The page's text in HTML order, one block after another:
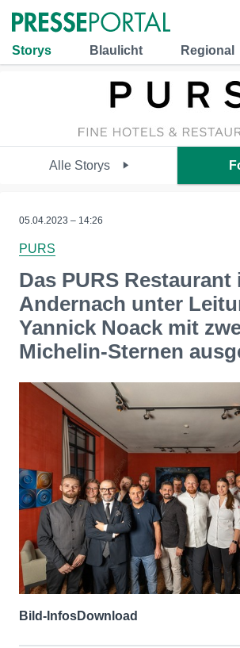
Storys Blaulicht Regional
Alle Storys
05.04.2023 – 14:26
PURS
Das PURS Restaurant
Andernach unter
Yannick Noack mit
Michelin-Sternen
Bild-InfosDownload